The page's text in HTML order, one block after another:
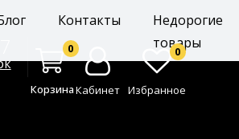
Контакты
Недорогие
товары
0
КорзинаКабинет
0
Избранное